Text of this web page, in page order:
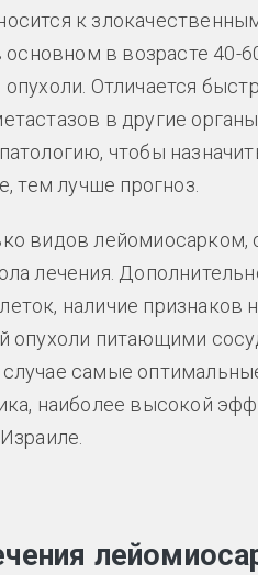
к
основном в возрасте 40-
Отличается
в другие
чтобы
тем лучше прогноз.
видов лейомиосарком,
лечения.
наличие признаков
опухоли питающими
самые
наиболее высокой